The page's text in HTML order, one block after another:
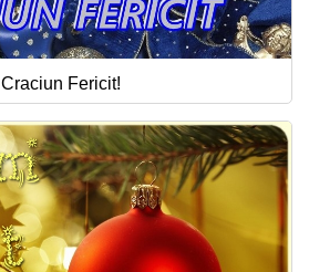
Craciun Fericit!